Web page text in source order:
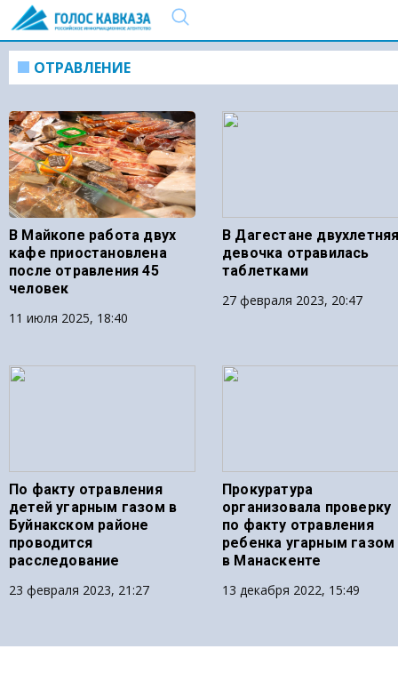
ОТРАВЛЕНИЕ
В Майкопе работа двух
кафе приостановлена
после отравления 45
человек
11 июля 2025, 18:40
В Дагестане
девочка отравилась
таблетками
27 февраля 2023, 20:47
По факту отравления
детей угарным газом в
Буйнакском районе
проводится
расследование
23 февраля 2023, 21:27
Прокуратура
организовала проверку
по факту отравления
ребенка угарным газом
в Манаскенте
13 декабря 2022, 15:49